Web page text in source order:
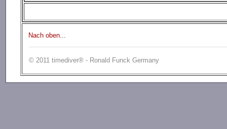
Nach oben...
© 2011 timediver® - Ronald Funck Germany